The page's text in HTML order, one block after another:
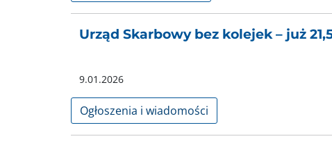
Urząd Skarbowy bez kolejek – już
9.01.2026
Ogłoszenia i wiadomości